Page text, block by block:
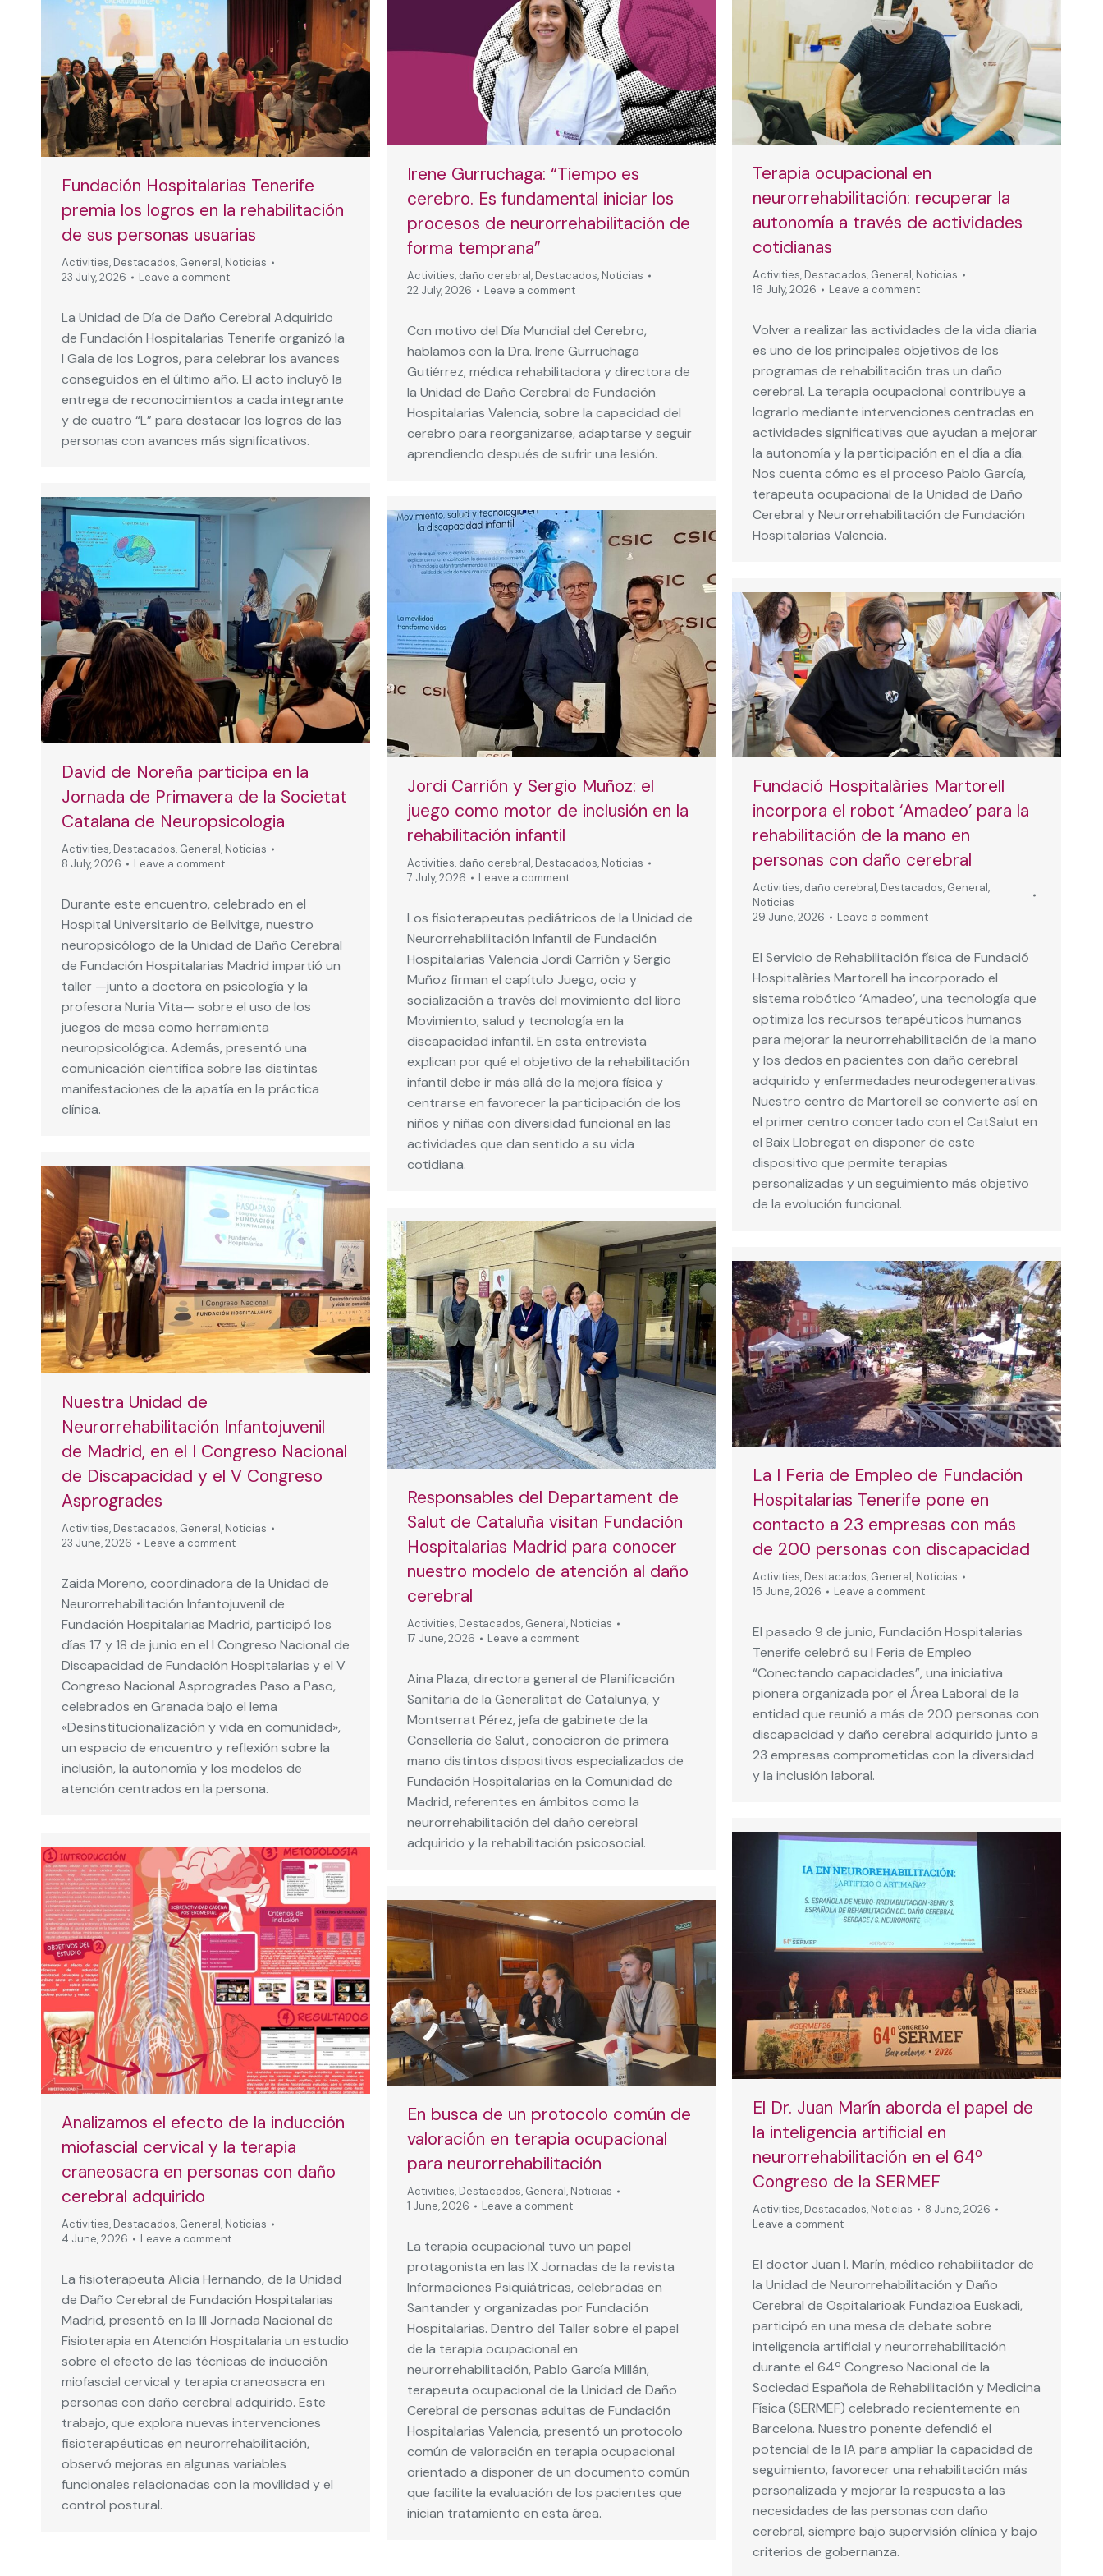
Fundación Hospitalarias Tenerife
premia los logros en la rehabilitación
de sus personas usuarias
Activities, Destacados, General, Noticias
23 July, 2026
Leave a comment
La Unidad de Día de Daño Cerebral Adquirido
de Fundación Hospitalarias Tenerife organizó la
I Gala de los Logros, para celebrar los avances
conseguidos en el último año. El acto incluyó la
entrega de reconocimientos a cada integrante
y de cuatro “L” para destacar los logros de las
personas con avances más significativos.
Irene Gurruchaga: “Tiempo es
cerebro. Es fundamental iniciar los
procesos de neurorrehabilitación de
forma temprana”
Activities, daño cerebral, Destacados, Noticias
22 July, 2026
Leave a comment
Con motivo del Día Mundial del Cerebro,
hablamos con la Dra. Irene Gurruchaga
Gutiérrez, médica rehabilitadora y directora de
la Unidad de Daño Cerebral de Fundación
Hospitalarias Valencia, sobre la capacidad del
cerebro para reorganizarse, adaptarse y seguir
aprendiendo después de sufrir una lesión.
Terapia ocupacional en
neurorrehabilitación: recuperar la
autonomía a través de actividades
cotidianas
Activities, Destacados, General, Noticias
16 July, 2026
Leave a comment
Volver a realizar las actividades de la vida diaria
es uno de los principales objetivos de los
programas de rehabilitación tras un daño
cerebral. La terapia ocupacional contribuye a
lograrlo mediante intervenciones centradas en
actividades significativas que ayudan a mejorar
la autonomía y la participación en el día a día.
Nos cuenta cómo es el proceso Pablo García,
terapeuta ocupacional de la Unidad de Daño
Cerebral y Neurorrehabilitación de Fundación
Hospitalarias Valencia.
David de Noreña participa en la
Jornada de Primavera de la Societat
Catalana de Neuropsicologia
Activities, Destacados, General, Noticias
8 July, 2026
Leave a comment
Durante este encuentro, celebrado en el
Hospital Universitario de Bellvitge, nuestro
neuropsicólogo de la Unidad de Daño Cerebral
de Fundación Hospitalarias Madrid impartió un
taller —junto a doctora en psicología y la
profesora Nuria Vita— sobre el uso de los
juegos de mesa como herramienta
neuropsicológica. Además, presentó una
comunicación científica sobre las distintas
manifestaciones de la apatía en la práctica
clínica.
Jordi Carrión y Sergio Muñoz: el
juego como motor de inclusión en la
rehabilitación infantil
Activities, daño cerebral, Destacados, Noticias
7 July, 2026
Leave a comment
Los fisioterapeutas pediátricos de la Unidad de
Neurorrehabilitación Infantil de Fundación
Hospitalarias Valencia Jordi Carrión y Sergio
Muñoz firman el capítulo Juego, ocio y
socialización a través del movimiento del libro
Movimiento, salud y tecnología en la
discapacidad infantil. En esta entrevista
explican por qué el objetivo de la rehabilitación
infantil debe ir más allá de la mejora física y
centrarse en favorecer la participación de los
niños y niñas con diversidad funcional en las
actividades que dan sentido a su vida
cotidiana.
Fundació Hospitalàries Martorell
incorpora el robot ‘Amadeo’ para la
rehabilitación de la mano en
personas con daño cerebral
Activities, daño cerebral, Destacados, General,
Noticias
29 June, 2026
Leave a comment
El Servicio de Rehabilitación física de Fundació
Hospitalàries Martorell ha incorporado el
sistema robótico ‘Amadeo’, una tecnología que
optimiza los recursos terapéuticos humanos
para mejorar la neurorrehabilitación de la mano
y los dedos en pacientes con daño cerebral
adquirido y enfermedades neurodegenerativas.
Nuestro centro de Martorell se convierte así en
el primer centro concertado con el CatSalut en
el Baix Llobregat en disponer de este
dispositivo que permite terapias
personalizadas y un seguimiento más objetivo
de la evolución funcional.
Nuestra Unidad de
Neurorrehabilitación Infantojuvenil
de Madrid, en el I Congreso Nacional
de Discapacidad y el V Congreso
Asprogrades
Activities, Destacados, General, Noticias
23 June, 2026
Leave a comment
Zaida Moreno, coordinadora de la Unidad de
Neurorrehabilitación Infantojuvenil de
Fundación Hospitalarias Madrid, participó los
días 17 y 18 de junio en el I Congreso Nacional de
Discapacidad de Fundación Hospitalarias y el V
Congreso Nacional Asprogrades Paso a Paso,
celebrados en Granada bajo el lema
«Desinstitucionalización y vida en comunidad»,
un espacio de encuentro y reflexión sobre la
inclusión, la autonomía y los modelos de
atención centrados en la persona.
Responsables del Departament de
Salut de Cataluña visitan Fundación
Hospitalarias Madrid para conocer
nuestro modelo de atención al daño
cerebral
Activities, Destacados, General, Noticias
17 June, 2026
Leave a comment
Aina Plaza, directora general de Planificación
Sanitaria de la Generalitat de Catalunya, y
Montserrat Pérez, jefa de gabinete de la
Conselleria de Salut, conocieron de primera
mano distintos dispositivos especializados de
Fundación Hospitalarias en la Comunidad de
Madrid, referentes en ámbitos como la
neurorrehabilitación del daño cerebral
adquirido y la rehabilitación psicosocial.
La I Feria de Empleo de Fundación
Hospitalarias Tenerife pone en
contacto a 23 empresas con más
de 200 personas con discapacidad
Activities, Destacados, General, Noticias
15 June, 2026
Leave a comment
El pasado 9 de junio, Fundación Hospitalarias
Tenerife celebró su I Feria de Empleo
“Conectando capacidades”, una iniciativa
pionera organizada por el Área Laboral de la
entidad que reunió a más de 200 personas con
discapacidad y daño cerebral adquirido junto a
23 empresas comprometidas con la diversidad
y la inclusión laboral.
El Dr. Juan Marín aborda el papel de
la inteligencia artificial en
neurorrehabilitación en el 64º
Congreso de la SERMEF
Activities, Destacados, Noticias
8 June, 2026
Leave a comment
El doctor Juan I. Marín, médico rehabilitador de
la Unidad de Neurorrehabilitación y Daño
Cerebral de Ospitalarioak Fundazioa Euskadi,
participó en una mesa de debate sobre
inteligencia artificial y neurorrehabilitación
durante el 64º Congreso Nacional de la
Sociedad Española de Rehabilitación y Medicina
Física (SERMEF) celebrado recientemente en
Barcelona. Nuestro ponente defendió el
potencial de la IA para ampliar la capacidad de
seguimiento, favorecer una rehabilitación más
personalizada y mejorar la respuesta a las
necesidades de las personas con daño
cerebral, siempre bajo supervisión clínica y bajo
criterios de gobernanza.
Analizamos el efecto de la inducción
miofascial cervical y la terapia
craneosacra en personas con daño
cerebral adquirido
Activities, Destacados, General, Noticias
4 June, 2026
Leave a comment
La fisioterapeuta Alicia Hernando, de la Unidad
de Daño Cerebral de Fundación Hospitalarias
Madrid, presentó en la III Jornada Nacional de
Fisioterapia en Atención Hospitalaria un estudio
sobre el efecto de las técnicas de inducción
miofascial cervical y terapia craneosacra en
personas con daño cerebral adquirido. Este
trabajo, que explora nuevas intervenciones
fisioterapéuticas en neurorrehabilitación,
observó mejoras en algunas variables
funcionales relacionadas con la movilidad y el
control postural.
En busca de un protocolo común de
valoración en terapia ocupacional
para neurorrehabilitación
Activities, Destacados, General, Noticias
1 June, 2026
Leave a comment
La terapia ocupacional tuvo un papel
protagonista en las IX Jornadas de la revista
Informaciones Psiquiátricas, celebradas en
Santander y organizadas por Fundación
Hospitalarias. Dentro del Taller sobre el papel
de la terapia ocupacional en
neurorrehabilitación, Pablo García Millán,
terapeuta ocupacional de la Unidad de Daño
Cerebral de personas adultas de Fundación
Hospitalarias Valencia, presentó un protocolo
común de valoración en terapia ocupacional
orientado a disponer de un documento común
que facilite la evaluación de los pacientes que
inician tratamiento en esta área.